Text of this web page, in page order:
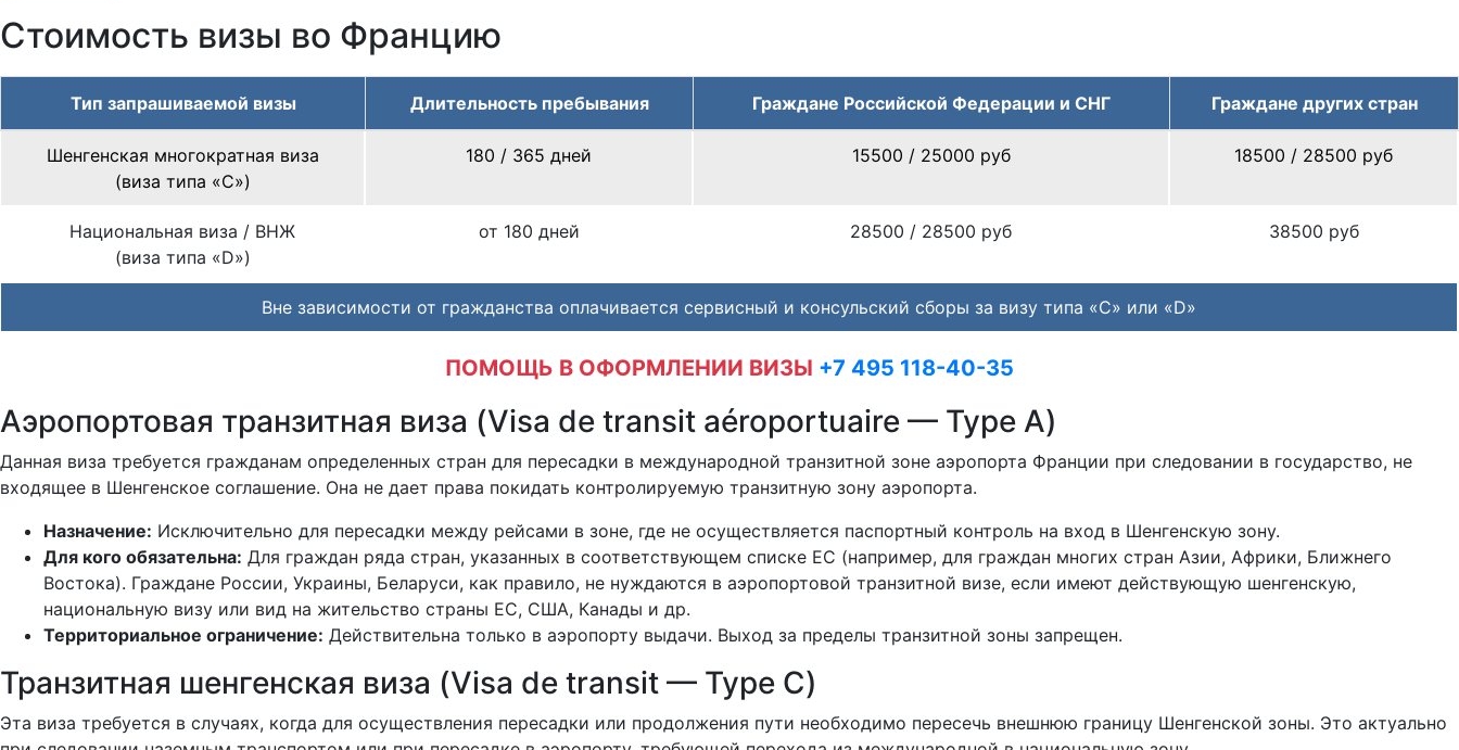
Стоимость визы во Францию
Тип запрашиваемой визы Длительность пребывания Граждане Российской Федерации и СНГ Граждане других стран
Шенгенская многократная виза
(виза типа «С»)
180 / 365 дней 15500 / 25000 руб 18500 / 28500 руб
Национальная виза / ВНЖ
(виза типа «D»)
от 180 дней 28500 / 28500 руб 38500 руб
Вне зависимости от гражданства оплачивается сервисный и консульский сборы за визу типа «C» или «D»
ПОМОЩЬ В ОФОРМЛЕНИИ ВИЗЫ +7 495 118-40-35
Аэропортовая транзитная виза (Visa de transit aéroportuaire — Type A)
Данная виза требуется гражданам определенных стран для пересадки в международной транзитной зоне аэропорта Франции при следовании в государство, не
входящее в Шенгенское соглашение. Она не дает права покидать контролируемую транзитную зону аэропорта.
Назначение: Исключительно для пересадки между рейсами в зоне, где не осуществляется паспортный контроль на вход в Шенгенскую зону.
Для кого обязательна: Для граждан ряда стран, указанных в соответствующем списке ЕС (например, для граждан многих стран Азии, Африки, Ближнего
Востока). Граждане России, Украины, Беларуси, как правило, не нуждаются в аэропортовой транзитной визе, если имеют действующую шенгенскую,
национальную визу или вид на жительство страны ЕС, США, Канады и др.
Территориальное ограничение: Действительна только в аэропорту выдачи. Выход за пределы транзитной зоны запрещен.
Транзитная шенгенская виза (Visa de transit — Type C)
Эта виза требуется в случаях, когда для осуществления пересадки или продолжения пути необходимо пересечь внешнюю границу Шенгенской зоны. Это актуально